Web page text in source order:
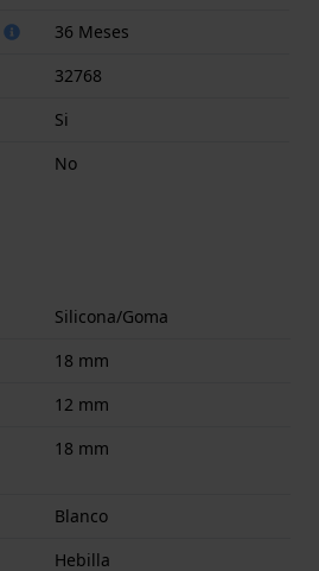
36 Meses
32768
Si
No
Silicona/Goma
18 mm
12 mm
18 mm
Blanco
Hebilla